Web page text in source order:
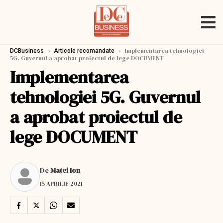
DCBusiness › Articole recomandate › Implementarea tehnologiei
5G. Guvernul a aprobat proiectul de lege DOCUMENT
Implementarea
tehnologiei 5G. Guvernul
a aprobat proiectul de
lege DOCUMENT
DeMatei Ion
15 APRILIE 2021